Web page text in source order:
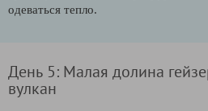
одеваться тепло.
День 5: Малая долина
вулкан